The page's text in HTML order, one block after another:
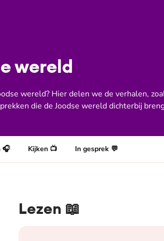
wereld
wereld? Hier delen we de verhalen,
die de Joodse wereld dichterbij
🎧 Kijken 📺 In gesprek 💬
Lezen 📖